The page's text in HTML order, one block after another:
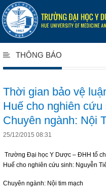
THÔNG BÁO
Thời gian bảo vệ
Huế cho nghiên
Chuyên ngành: Nội
25/12/2015 08:31
Trường Đại học Y Dược – ĐHH tổ
Huế cho nghiên cứu sinh: Nguyễn
Chuyên ngành: Nội tim mạch